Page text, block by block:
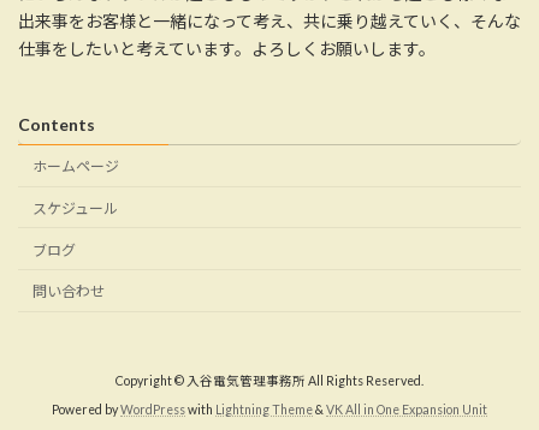
出来事をお客様と一緒になって考え、共に乗り越えていく、そんな
仕事をしたいと考えています。よろしくお願いします。
Contents
ホームページ
スケジュール
ブログ
問い合わせ
Copyright © 入谷電気管理事務所 All Rights Reserved.
Powered byWordPresswith Lightning Theme& VK All in One Expansion Unit